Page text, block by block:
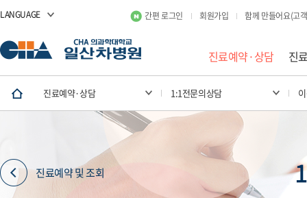
LANGUAGE 간편 로그인 회원가입 함께 만들어요(고
진료예약·상담 진
진료예약·상담 1:1전문의상담
진료예약 및 조회